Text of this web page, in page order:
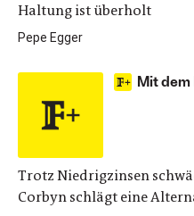
Haltung ist überholt
Pepe Egger
Mit
Trotz Niedrigzinsen
Corbyn schlägt eine